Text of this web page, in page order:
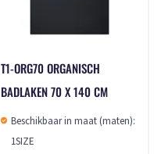
T1-ORG70 ORGANISCH
BADLAKEN 70 X 140 CM
Beschikbaar in maat (maten):
1SIZE